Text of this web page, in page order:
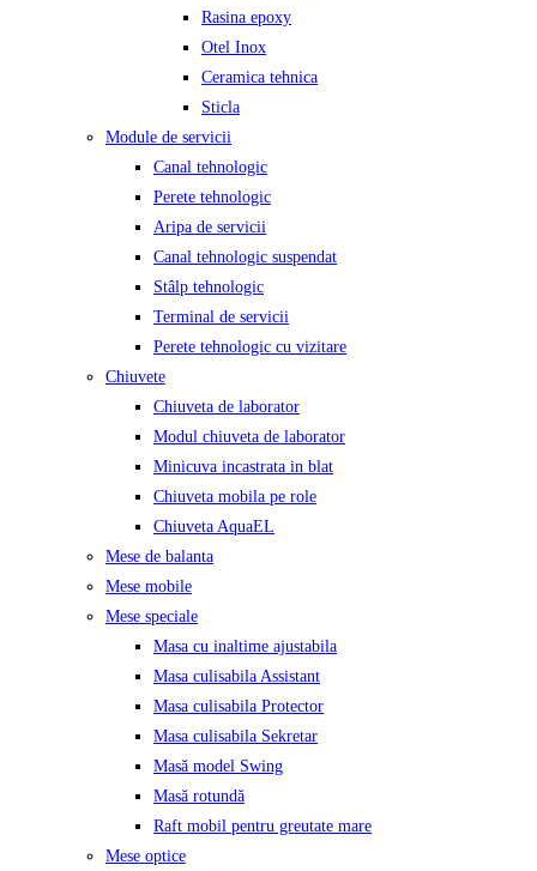
Rasina epoxy
Otel Inox
Ceramica tehnica
Sticla
Module de servicii
Canal tehnologic
Perete tehnologic
Aripa de servicii
Canal tehnologic suspendat
Stâlp tehnologic
Terminal de servicii
Perete tehnologic cu vizitare
Chiuvete
Chiuveta de laborator
Modul chiuveta de laborator
Minicuva incastrata in blat
Chiuveta mobila pe role
Chiuveta AquaEL
Mese de balanta
Mese mobile
Mese speciale
Masa cu inaltime ajustabila
Masa culisabila Assistant
Masa culisabila Protector
Masa culisabila Sekretar
Masă model Swing
Masă rotundă
Raft mobil pentru greutate mare
Mese optice